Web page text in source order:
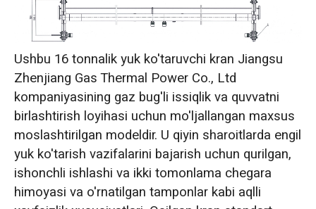
Ushbu 16 tonnalik yuk ko'taruvchi kran Jiangsu
Zhenjiang Gas Thermal Power Co., Ltd
kompaniyasining gaz bug'li issiqlik va quvvatni
birlashtirish loyihasi uchun mo'ljallangan maxsus
moslashtirilgan modeldir. U qiyin sharoitlarda engil
yuk ko'tarish vazifalarini bajarish uchun qurilgan,
ishonchli ishlashi va ikki tomonlama chegara
himoyasi va o'rnatilgan tamponlar kabi aqlli